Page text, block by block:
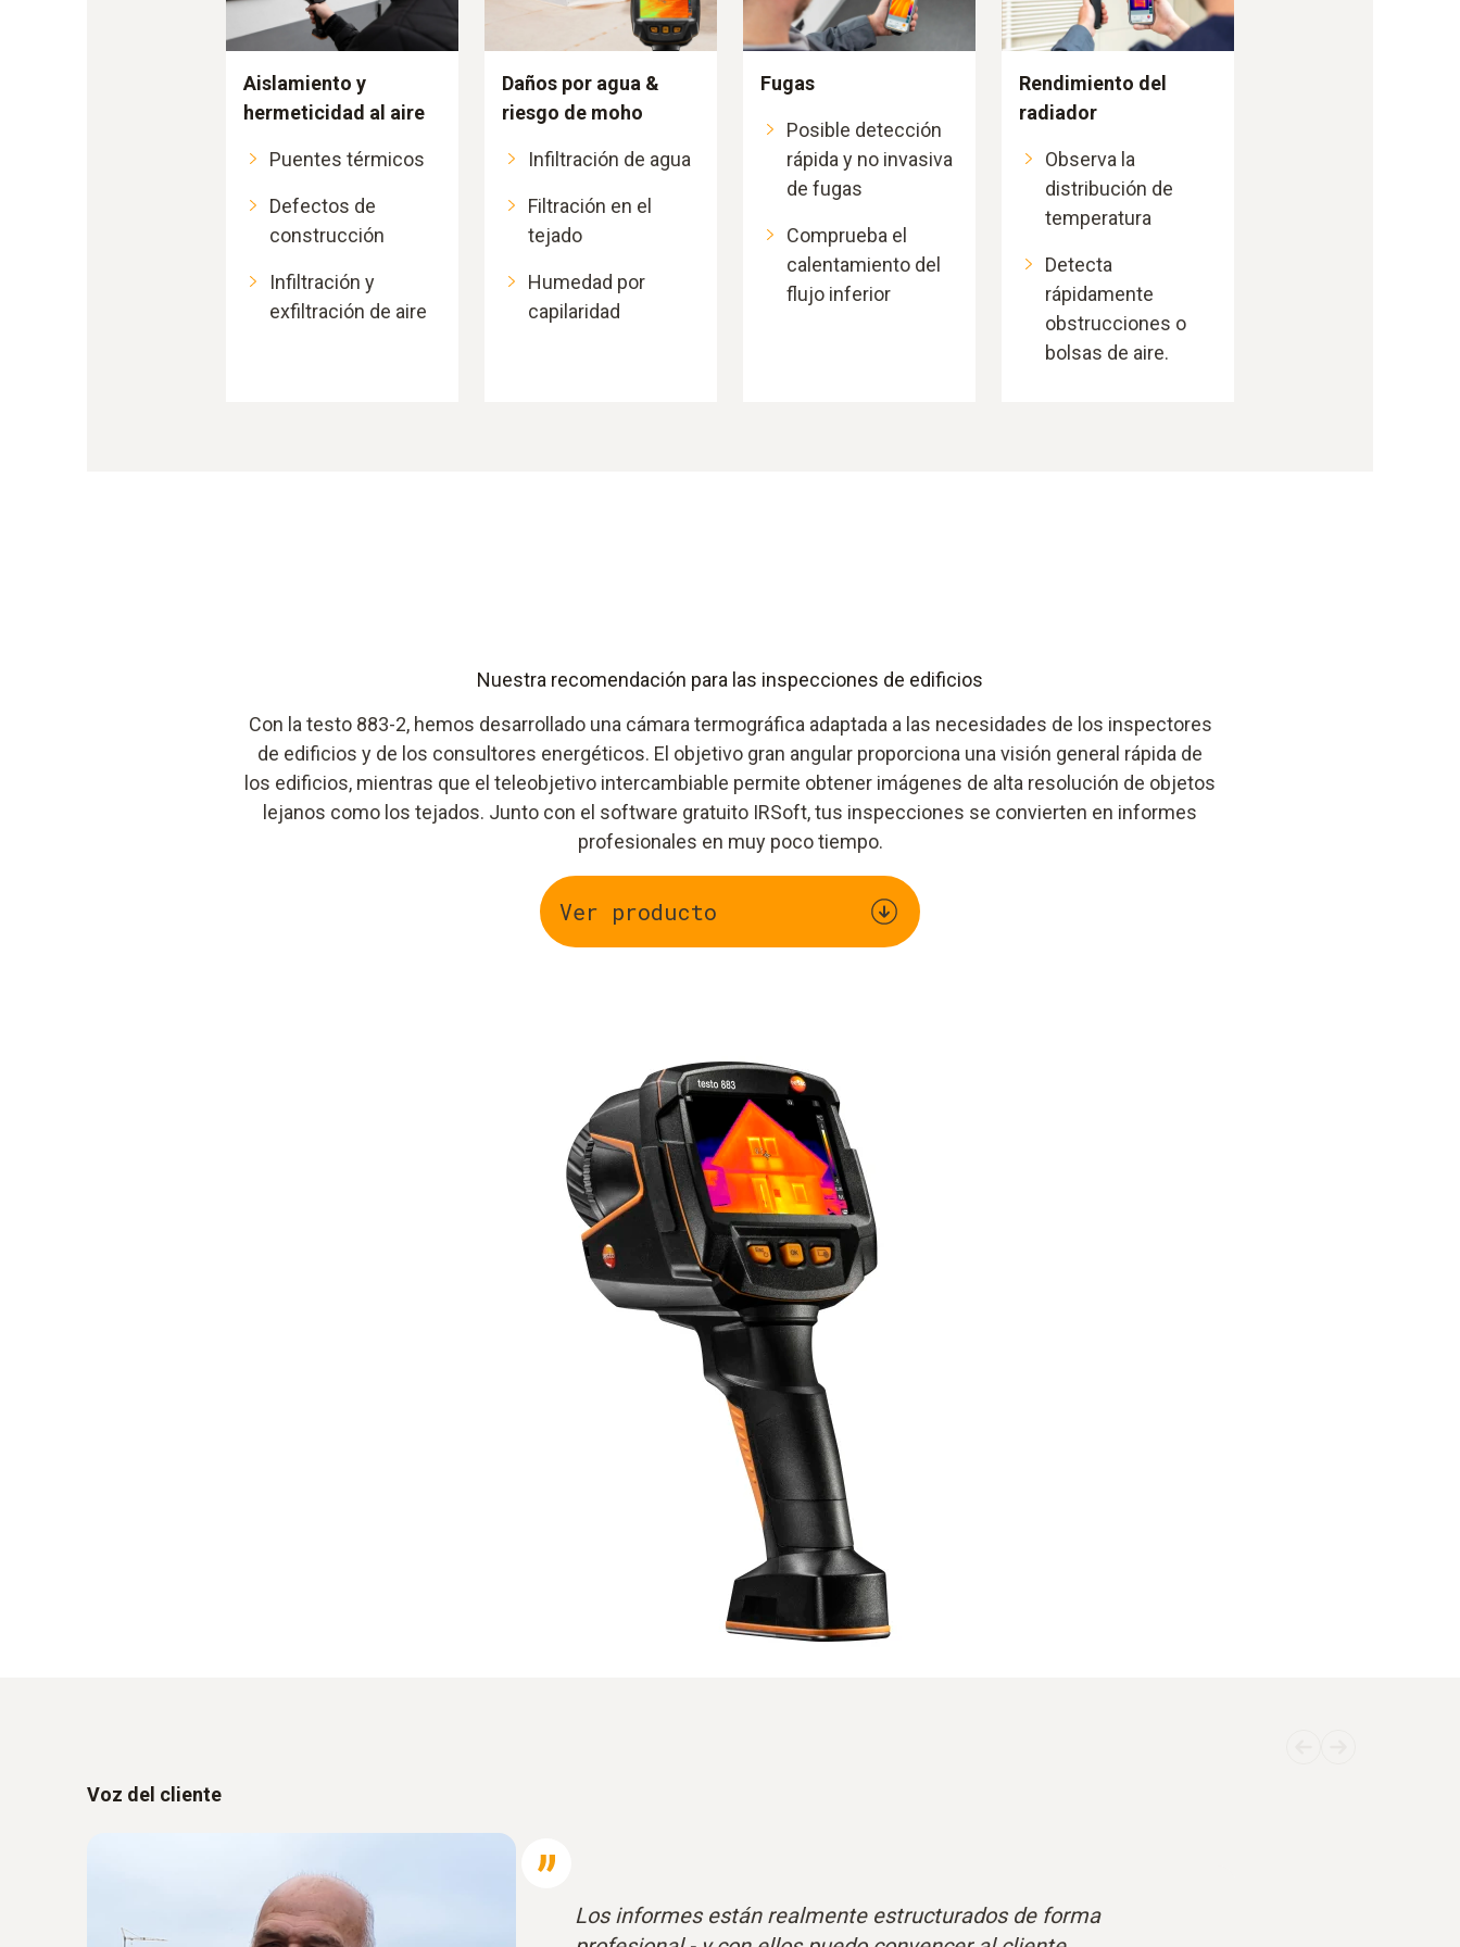
Aislamiento y
hermeticidad al aire
Puentes térmicos
Defectos de
construcción
Infiltración y
exfiltración de aire
Daños por agua &
riesgo de moho
Infiltración de agua
Filtración en el
tejado
Humedad por
capilaridad
Fugas
Posible detección
rápida y no invasiva
de fugas
Comprueba el
calentamiento del
flujo inferior
Rendimiento del
radiador
Observa la
distribución de
temperatura
Detecta
rápidamente
obstrucciones o
bolsas de aire.
Nuestra recomendación para las inspecciones de edificios
Con la testo 883-2, hemos desarrollado una cámara termográfica adaptada a las necesidades de los inspectores
de edificios y de los consultores energéticos. El objetivo gran angular proporciona una visión general rápida de
los edificios, mientras que el teleobjetivo intercambiable permite obtener imágenes de alta resolución de objetos
lejanos como los tejados. Junto con el software gratuito IRSoft, tus inspecciones se convierten en informes
profesionales en muy poco tiempo.
Ver producto
Voz del cliente
Los informes están realmente estructurados de forma